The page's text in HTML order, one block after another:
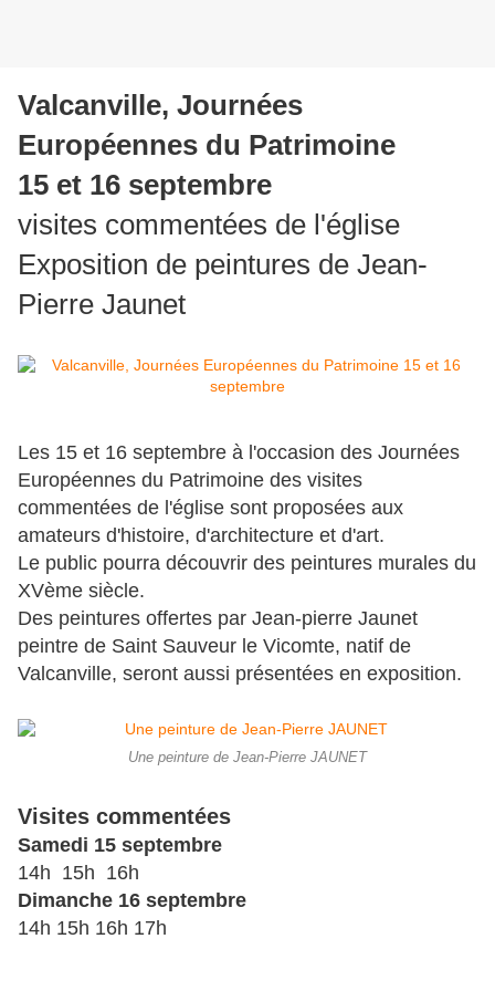
Valcanville, Journées
Européennes du Patrimoine
15 et 16 septembre
visites commentées de l'église
Exposition de peintures de Jean-
Pierre Jaunet
Les 15 et 16 septembre à l'occasion des Journées
Européennes du Patrimoine des visites
commentées de l'église sont proposées aux
amateurs d'histoire, d'architecture et d'art.
Le public pourra découvrir des peintures murales du
XVème siècle.
Des peintures offertes par Jean-pierre Jaunet
peintre de Saint Sauveur le Vicomte, natif de
Valcanville, seront aussi présentées en exposition.
Une peinture de Jean-Pierre JAUNET
Visites commentées
Samedi 15 septembre
14h 15h 16h
Dimanche 16 septembre
14h 15h 16h 17h